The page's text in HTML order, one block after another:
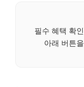
필수 혜택 확
아래 버튼